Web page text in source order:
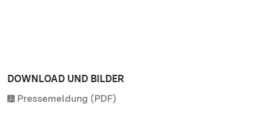
DOWNLOAD UND BILDER
Pressemeldung (PDF)